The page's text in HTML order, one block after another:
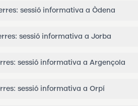
sessió informativa a Òdena
sessió informativa a Jorba
sessió informativa a Argençola
sessió informativa a Orpí